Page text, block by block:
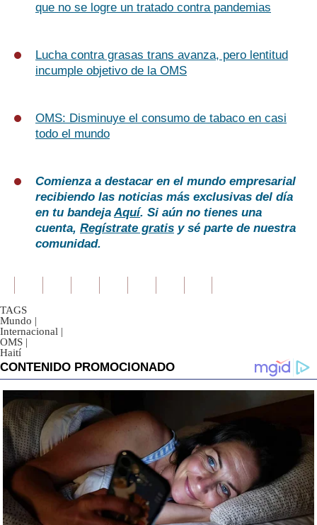
que no se logre un tratado contra pandemias
Lucha contra grasas trans avanza, pero lentitud
incumple objetivo de la OMS
OMS: Disminuye el consumo de tabaco en casi
todo el mundo
Comienza a destacar en el mundo empresarial
recibiendo las noticias más exclusivas del día
en tu bandejaAquí. Si aún no tienes una
cuenta, Regístrate gratis y sé parte de nuestra
comunidad.
TAGS
Mundo |
Internacional |
OMS |
Haití